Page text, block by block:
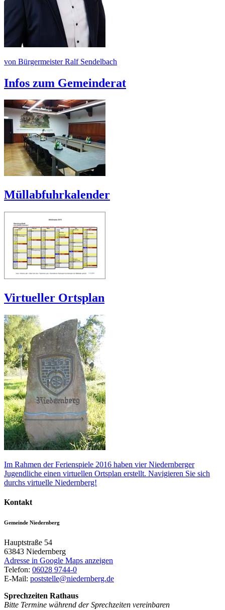
von Bürgermeister Ralf Sendelbach
Infos zum Gemeinderat
Müllabfuhrkalender
Virtueller Ortsplan
Im Rahmen der Ferienspiele 2016 haben vier Niedernberger
Jugendliche einen virtuellen Ortsplan erstellt. Navigieren Sie sich
durchs virtuelle Niedernberg!
Kontakt
Gemeinde Niedernberg
Hauptstraße 54
63843 Niedernberg
Adresse in Google Maps anzeigen
Telefon: 06028 9744-0
E-Mail: poststelle@niedernberg.de
Sprechzeiten Rathaus
Bitte Termine während der Sprechzeiten vereinbaren